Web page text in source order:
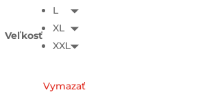
Veľkosť
L
XL
XXL
Vymazať